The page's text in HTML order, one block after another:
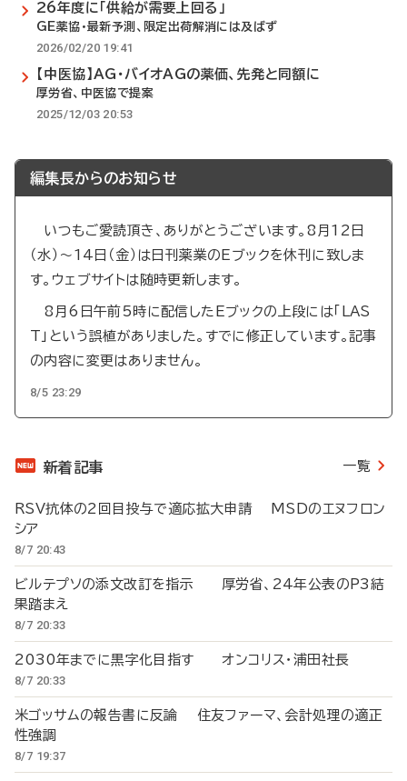
26年度に「供給が需要上回る」
GE薬協・最新予測、限定出荷解消には及ばず
2026/02/20 19:41
【中医協】AG・バイオAGの薬価、先発と同額に
厚労省、中医協で提案
2025/12/03 20:53
編集長からのお知らせ
いつもご愛読頂き、ありがとうございます。8月12日
（水）～14日（金）は日刊薬業のEブックを休刊に致しま
す。ウェブサイトは随時更新します。
8月6日午前5時に配信したEブックの上段には「LAS
T」という誤植がありました。すでに修正しています。記事
の内容に変更はありません。
8/5 23:29
新着記事 一覧
RSV抗体の2回目投与で適応拡大申請 MSDのエヌフロン
シア
8/7 20:43
ビルテプソの添文改訂を指示 厚労省、24年公表のP3結
果踏まえ
8/7 20:33
2030年までに黒字化目指す オンコリス・浦田社長
8/7 20:33
米ゴッサムの報告書に反論 住友ファーマ、会計処理の適正
性強調
8/7 19:37